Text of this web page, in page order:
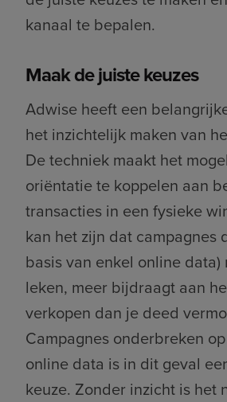
kanaal te bepalen.
Maak de juiste keuzes
Adwise heeft een
het inzichtelijk maken van
De techniek maakt het
oriëntatie te koppelen aan
transacties in een fysieke
kan het zijn dat campagnes
basis van enkel online
leken, meer bijdraagt aan
verkopen dan je deed
Campagnes onderbreken
online data is in dit geval
keuze. Zonder inzicht is het